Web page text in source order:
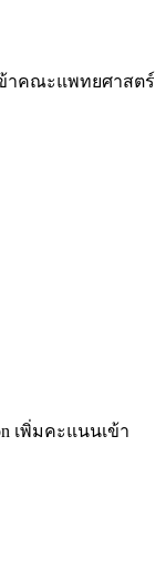
าคณะแพทยศาสตร์
เพิ่มคะแนนเข้า